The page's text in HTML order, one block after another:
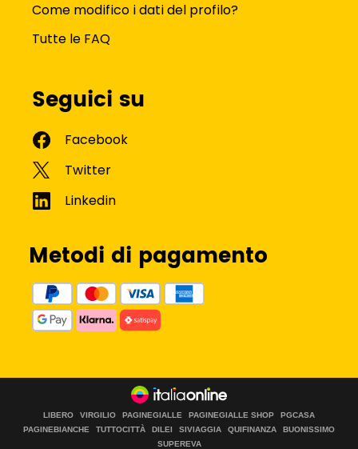
Come modifico i dati del profilo?
Tutte le FAQ
Seguici su
Metodi di pagamento
LIBERO VIRGILIO PAGINEGIALLE PAGINEGIALLE SHOP
PGCASA
PAGINEBIANCHE
TUTTOCITTÀ DILEI SIVIAGGIA QUIFINANZA
BUONISSIMO
SUPEREVA